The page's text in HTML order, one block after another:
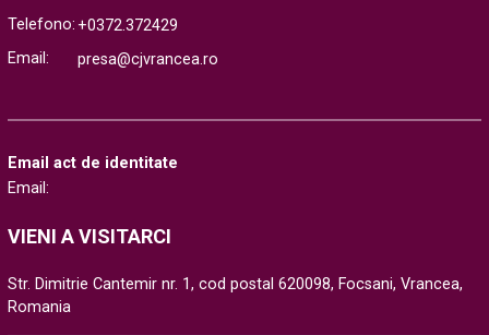
Telefono: +0372.372429
Email:
presa@cjvrancea.ro
Email act de identitate
Email:
VIENI A VISITARCI
Str. Dimitrie Cantemir nr. 1, cod postal 620098, Focsani, Vrancea,
Romania